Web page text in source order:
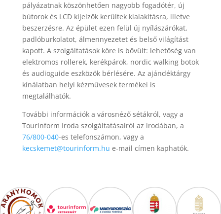
pályázatnak köszönhetően nagyobb fogadótér, új
bútorok és LCD kijelzők kerültek kialakításra, illetve
beszerzésre. Az épület ezen felül új nyílászárókat,
padlóburkolatot, álmennyezetet és belső világítást
kapott. A szolgáltatások köre is bővült: lehetőség van
elektromos rollerek, kerékpárok, nordic walking botok
és audioguide eszközök bérlésére. Az ajándéktárgy
kínálatban helyi kézművesek termékei is
megtalálhatók.
További információk a városnéző sétákról, vagy a
Tourinform Iroda szolgáltatásairól az irodában, a
76/800-040-es telefonszámon, vagy a
kecskemet@tourinform.hu e-mail címen kaphatók.